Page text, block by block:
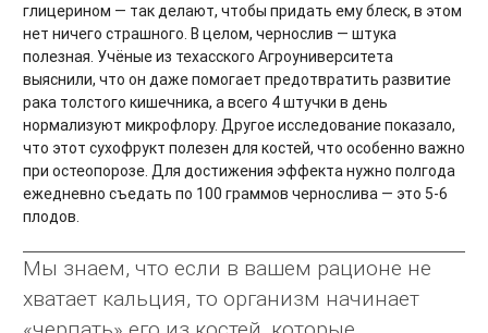
глицерином — так делают, чтобы придать ему блеск, в этом
нет ничего страшного. В целом, чернослив — штука
полезная. Учёные из техасского Агроуниверситета
выяснили, что он даже помогает предотвратить развитие
рака толстого кишечника, а всего 4 штучки в день
нормализуют микрофлору. Другое исследование показало,
что этот сухофрукт полезен для костей, что особенно важно
при остеопорозе. Для достижения эффекта нужно полгода
ежедневно съедать по 100 граммов чернослива — это 5-6
плодов.
Мы знаем, что если в вашем рационе не
хватает кальция, то организм начинает